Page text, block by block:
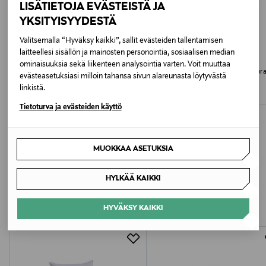
LISÄTIETOJA EVÄSTEISTÄ JA
YKSITYISYYDESTÄ
Valitsemalla “Hyväksy kaikki”, sallit evästeiden tallentamisen
laitteellesi sisällön ja mainosten personointia, sosiaalisen median
ominaisuuksia sekä liikenteen analysointia varten. Voit muuttaa
evästeasetuksiasi milloin tahansa sivun alareunasta löytyvästä
linkistä.
Tietoturva ja evästeiden käyttö
MUOKKAA ASETUKSIA
HYLKÄÄ KAIKKI
HYVÄKSY KAIKKI
Valmistusmaa
Viro
Valmistajan tuotenumero
99350038013
Valmistaja
Horseferry House Horseferry Road, London SW1P
2AW, United Kingdom
Digitaalinen osoite
customerservice@burberry.com
NUXE
Protection Deodorant -deodorantti
Original Price
16,00 €
VERSACE
Dylan Blue Deodorant Stick -
LISÄÄ KIINNOSTAVIA
TUOTTEITA